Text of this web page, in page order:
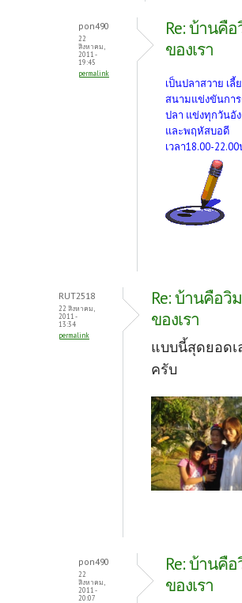
pon490
22
สิงหาคม,
2011 -
19:45
permalink
Re: บ้านคื
ของเรา
เป็นปลาสวาย เลี้
สนามแข่งขันกา
ปลา แข่งทุกวันอั
และพฤหัสบอดี
เวลา18.00-
RUT2518
22 สิงหาคม,
2011 -
13:34
permalink
Re: บ้านคือวิ
ของเรา
แบบนี้สุดยอดเ
ครับ
pon490
22
สิงหาคม,
2011 -
20:07
Re: บ้านคื
ของเรา